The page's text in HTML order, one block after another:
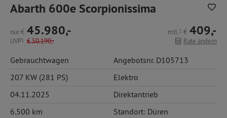
Abarth 600e Scorpionissima
nur€ 45.980,-
UVP1 €50.190,-
mtl.2 € 409,-
Rate ändern
Gebrauchtwagen
Angebotsnr. D105713
207 KW (281 PS)
Elektro
04.11.2025
Direktantrieb
6.500 km
Standort: Düren